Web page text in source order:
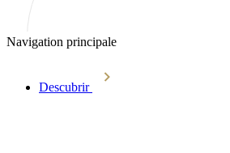
Navigation principale
Descubrir